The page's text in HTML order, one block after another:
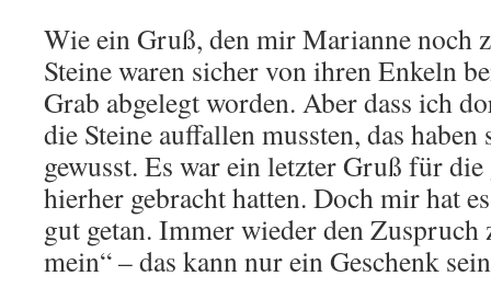
Wie ein Gruß, den mir Marianne noch
Steine waren sicher von ihren Enkeln
Grab abgelegt worden. Aber dass ich
die Steine auffallen mussten, das
gewusst. Es war ein letzter Gruß für
hierher gebracht hatten. Doch mir hat
gut getan. Immer wieder den Zuspruch
mein“ – das kann nur ein Geschenk